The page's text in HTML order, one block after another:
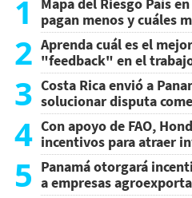
1
Mapa del Riesgo País
pagan menos y cuáles
2 Aprenda cuál es el
"feedback" en el
3 Costa Rica envió a
solucionar disputa
4 Con apoyo de FAO,
incentivos para atraer
5 Panamá otorgará
a empresas